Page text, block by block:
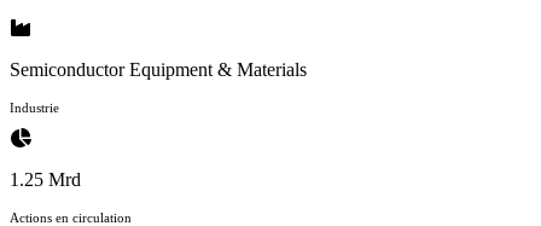
Semiconductor Equipment & Materials
Industrie
1.25 Mrd
Actions en circulation